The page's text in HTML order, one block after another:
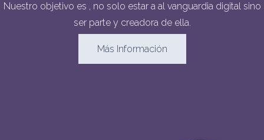
Nuestro objetivo es , no solo estar a al vanguardia digital sino
ser parte y creadora de ella.
Más Información